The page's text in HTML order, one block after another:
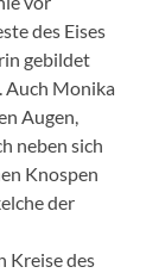
des Eises
gebildet
Auch Monika
Augen,
neben sich
Knospen
der
Kreise des